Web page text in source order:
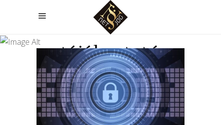
adatvédelmi
tájékoztató